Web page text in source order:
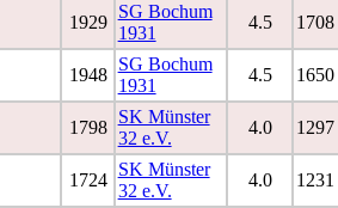
1929
SG Bochum
1931
4.5 1708
1948
SG Bochum
1931
4.5 1650
1798
SK Münster
32 e.V.
4.0 1297
1724
SK Münster
32 e.V.
4.0 1231